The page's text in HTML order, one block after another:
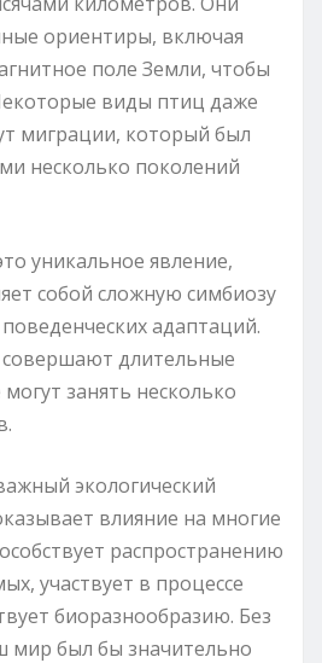
ориентиры, включая
поле Земли, чтобы
виды птиц даже
миграции, который был
несколько поколений
уникальное явление,
собой сложную симбиозу
адаптаций.
длительные
занять несколько
экологический
влияние на многие
распространению
участвует в процессе
биоразнообразию. Без
мир был бы значительно